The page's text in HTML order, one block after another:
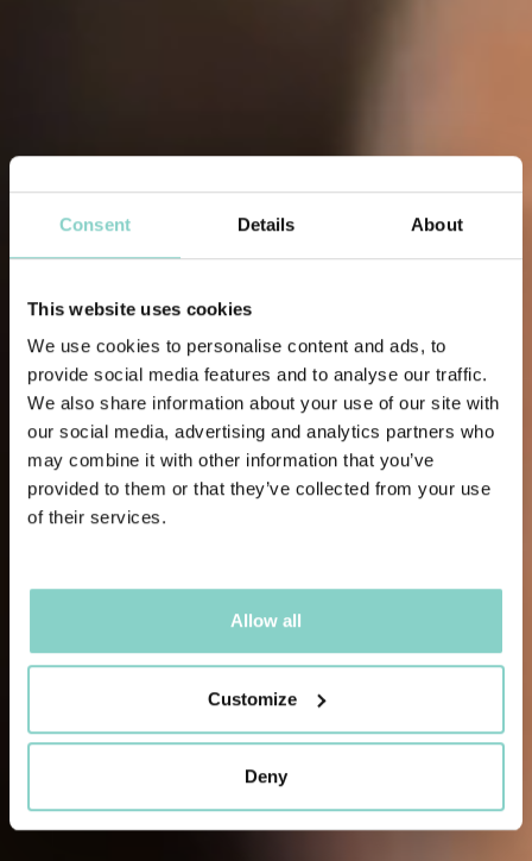
Consent Details About
This website uses cookies
We use cookies to personalise content and ads, to
provide social media features and to analyse our traffic.
We also share information about your use of our site with
our social media, advertising and analytics partners who
may combine it with other information that you’ve
provided to them or that they’ve collected from your use
of their services.
Allow all
Customize
Deny